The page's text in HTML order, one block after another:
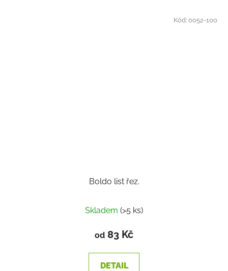
Boldo list řez.
Skladem (>5 ks)
od 83 Kč
DETAIL
Kód:0052-100